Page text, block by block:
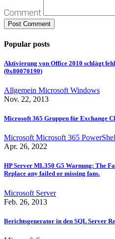
Comment
Popular posts
Aktivierung von Office 2010 schlägt
(0x80070190)
Allgemein Microsoft Windows
Nov. 22, 2013
Microsoft 365 Gruppen für Exchange
Microsoft Microsoft 365
Apr. 26, 2022
HP Server ML350 G5 Warnung: The
Replace any failed or missing fans.
Microsoft Server
Feb. 26, 2013
Berichtsgenerator in den SQL Server